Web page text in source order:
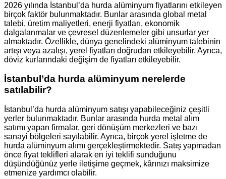
2026 yılında İstanbul’da hurda alüminyum fiyatlarını etkileyen
birçok faktör bulunmaktadır. Bunlar arasında global metal
talebi, üretim maliyetleri, enerji fiyatları, ekonomik
dalgalanmalar ve çevresel düzenlemeler gibi unsurlar yer
almaktadır. Özellikle, dünya genelindeki alüminyum talebinin
artışı veya azalışı, yerel fiyatları doğrudan etkileyebilir. Ayrıca,
döviz kurlarındaki değişim de fiyatları etkileyebilir.
İstanbul’da hurda alüminyum nerelerde
satılabilir?
İstanbul’da hurda alüminyum satışı yapabileceğiniz çeşitli
yerler bulunmaktadır. Bunlar arasında hurda metal alım
satımı yapan firmalar, geri dönüşüm merkezleri ve bazı
sanayi bölgeleri sayılabilir. Ayrıca, birçok yerel işletme de
hurda alüminyum alımı gerçekleştirmektedir. Satış yapmadan
önce fiyat teklifleri alarak en iyi teklifi sunduğunu
düşündüğünüz yerle iletişime geçmek, kârınızı maksimize
etmenize yardımcı olabilir.